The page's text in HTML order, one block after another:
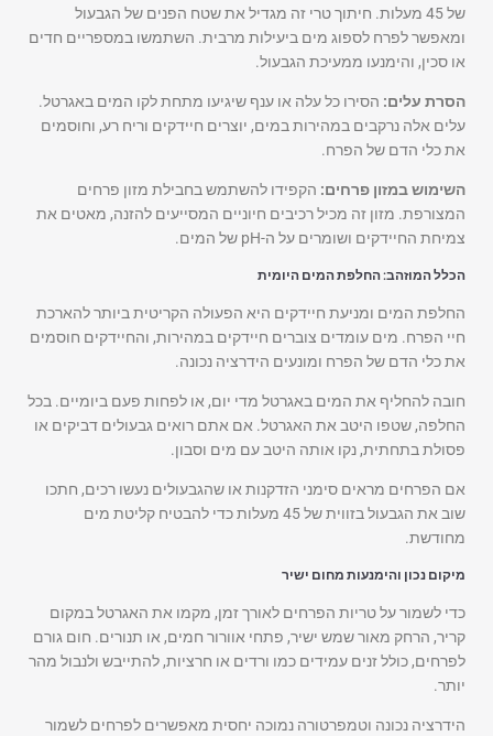
של 45 מעלות. חיתוך טרי זה מגדיל את שטח הפנים של הגבעול
ומאפשר לפרח לספוג מים ביעילות מרבית. השתמשו במספריים חדים
או סכין, והימנעו ממעיכת הגבעול.
הסרת עלים: הסירו כל עלה או ענף שיגיעו מתחת לקו המים באגרטל.
עלים אלה נרקבים במהירות במים, יוצרים חיידקים וריח רע, וחוסמים
את כלי הדם של הפרח.
השימוש במזון פרחים: הקפידו להשתמש בחבילת מזון פרחים
המצורפת. מזון זה מכיל רכיבים חיוניים המסייעים להזנה, מאטים את
צמיחת החיידקים ושומרים על ה-pH של המים.
הכלל המוזהב: החלפת המים היומית
החלפת המים ומניעת חיידקים היא הפעולה הקריטית ביותר להארכת
חיי הפרח. מים עומדים צוברים חיידקים במהירות, והחיידקים חוסמים
את כלי הדם של הפרח ומונעים הידרציה נכונה.
חובה להחליף את המים באגרטל מדי יום, או לפחות פעם ביומיים. בכל
החלפה, שטפו היטב את האגרטל. אם אתם רואים גבעולים דביקים או
פסולת בתחתית, נקו אותה היטב עם מים וסבון.
אם הפרחים מראים סימני הזדקנות או שהגבעולים נעשו רכים, חתכו
שוב את הגבעול בזווית של 45 מעלות כדי להבטיח קליטת מים
מחודשת.
מיקום נכון והימנעות מחום ישיר
כדי לשמור על טריות הפרחים לאורך זמן, מקמו את האגרטל במקום
קריר, הרחק מאור שמש ישיר, פתחי אוורור חמים, או תנורים. חום גורם
לפרחים, כולל זנים עמידים כמו ורדים או חרציות, להתייבש ולנבול מהר
יותר.
הידרציה נכונה וטמפרטורה נמוכה יחסית מאפשרים לפרחים לשמור